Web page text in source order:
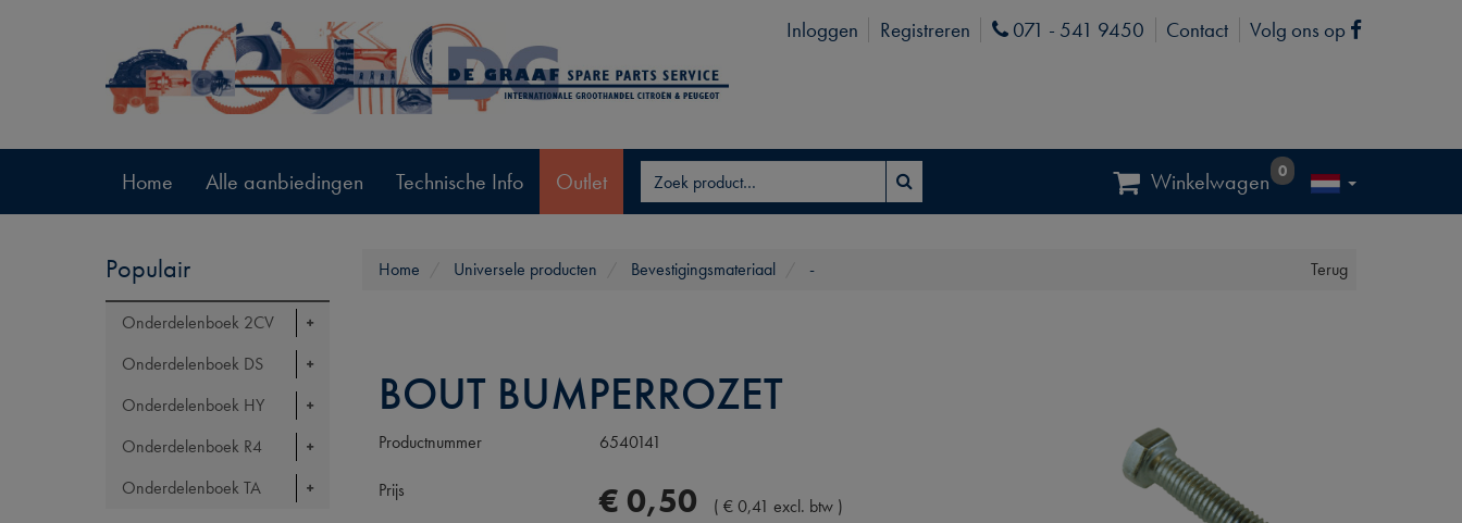
Inloggen Registreren Phone
071 - 541 9450 Contact Volg ons op Facebook
Home Alle aanbiedingen Technische Info Outlet Winkelwagen 0
Populair
Onderdelenboek 2CV
Onderdelenboek DS
Onderdelenboek HY
Onderdelenboek R4
Onderdelenboek TA
Terug
Home Universele producten Bevestigingsmateriaal -
BOUT BUMPERROZET
Productnummer 6540141
Prijs € 0,50 (€0,41 excl. btw )